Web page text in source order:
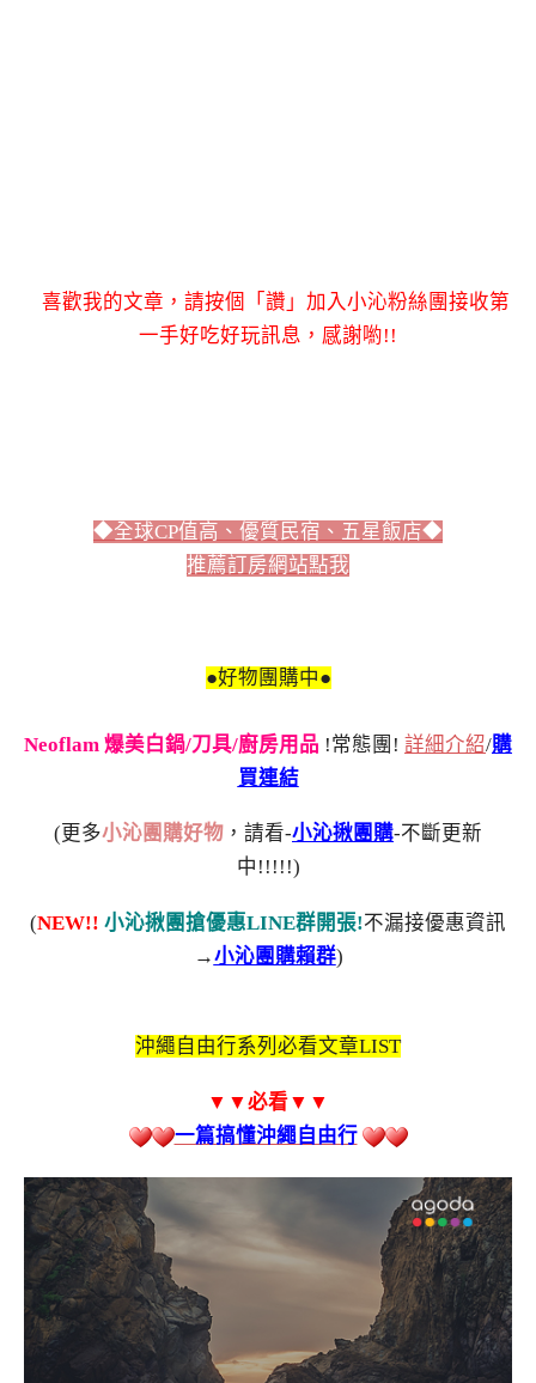
喜歡我的文章，請按個「讚」加入小沁粉絲團接收第
一手好吃好玩訊息，感謝喲!!
◆全球CP值高、優質民宿、五星飯店◆
推薦訂房網站點我
●好物團購中●
Neoflam 爆美白鍋/刀具/廚房用品 !常態團! 詳細介紹/購
買連結
(更多小沁團購好物 ，請看-小沁揪團購-不斷更新
中!!!!!)
(NEW!! 小沁揪團搶優惠LINE群開張!不漏接優惠資訊
→小沁團購賴群)
沖繩自由行系列必看文章LIST
▼▼必看▼▼
一篇搞懂沖繩自由行